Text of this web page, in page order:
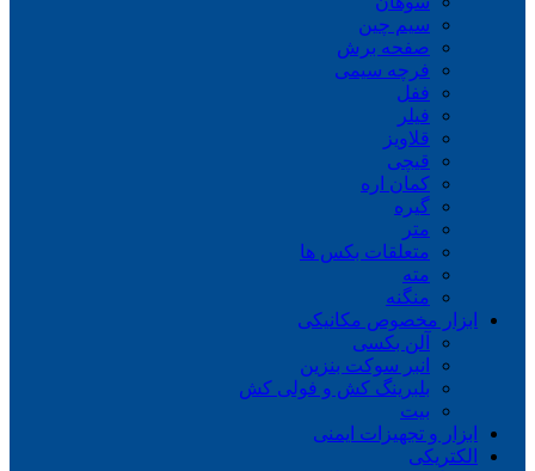
سیم چین
صفحه برش
فرچه سیمی
ففل
فیلر
قلاویز
قیچی
کمان اره
گیره
متر
متعلقات بکس ها
مته
منگنه
ابزار مخصوص مکانیکی
آلن بکسی
انبر سوکت بنزین
بلبرینگ کش و فولی کش
بیت
ابزار و تجهیزات ایمنی
الکتریکی